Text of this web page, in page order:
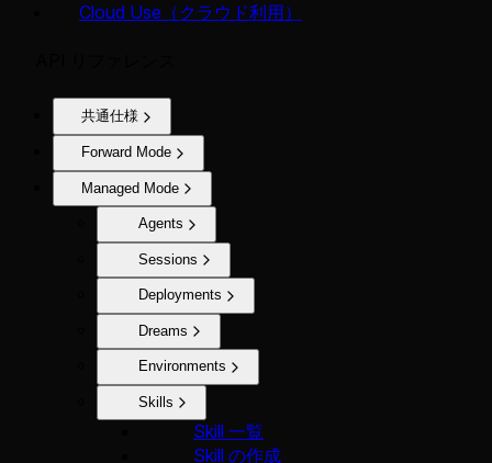
Cloud Use（クラウド利用）
共通仕様
Forward Mode
Managed Mode
Agents
Sessions
Deployments
Dreams
Environments
Skills
Skill 一覧
Skill の作成